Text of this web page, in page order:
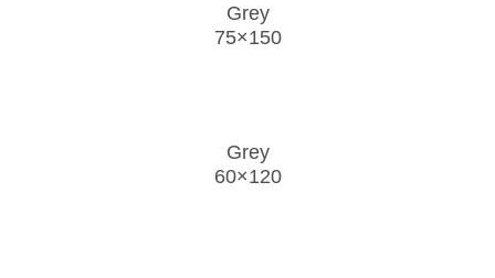
Grey
75×150
Grey
60×120